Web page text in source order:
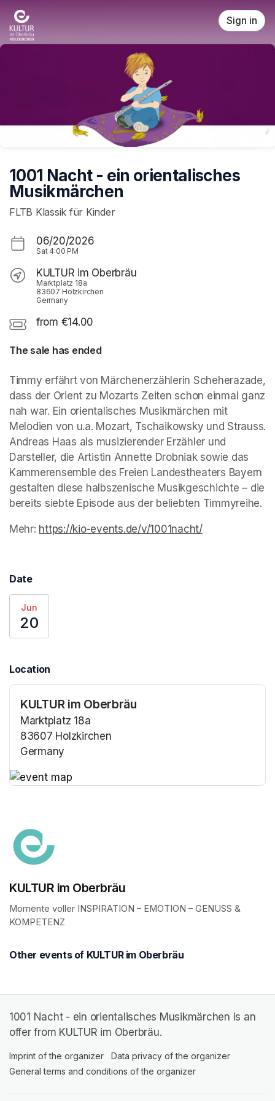
Skip header
Sign in
1001 Nacht - ein orientalisches
Musikmärchen
FLTB Klassik für Kinder
06/20/2026
Sat 4:00 PM
KULTUR im Oberbräu
Marktplatz 18a
83607 Holzkirchen
Germany
from €14.00
The sale has ended
Timmy erfährt von Märchenerzählerin Scheherazade,
dass der Orient zu Mozarts Zeiten schon einmal ganz
nah war. Ein orientalisches Musikmärchen mit
Melodien von u.a. Mozart, Tschaikowsky und Strauss.
Andreas Haas als musizierender Erzähler und
Darsteller, die Artistin Annette Drobniak sowie das
Kammerensemble des Freien Landestheaters Bayern
gestalten diese halbszenische Musikgeschichte – die
bereits siebte Episode aus der beliebten Timmyreihe.
Mehr: https://kio-events.de/v/1001nacht/(opens in a
(opens in a
(opens in a
Date
Jun
20
Location
KULTUR im Oberbräu
Marktplatz 18a
83607 Holzkirchen
Germany
KULTUR im Oberbräu
Momente voller INSPIRATION – EMOTION – GENUSS &
KOMPETENZ
Other events of KULTUR im Oberbräu
1001 Nacht - ein orientalisches Musikmärchen is an
offer from KULTUR im Oberbräu.
Imprint of the organizer (opens in a new tab)
Data privacy of the organizer
General terms and conditions of the organizer